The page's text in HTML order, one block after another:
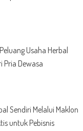
Usaha Herbal
Pria Dewasa
Sendiri Melalui Maklon
untuk Pebisnis